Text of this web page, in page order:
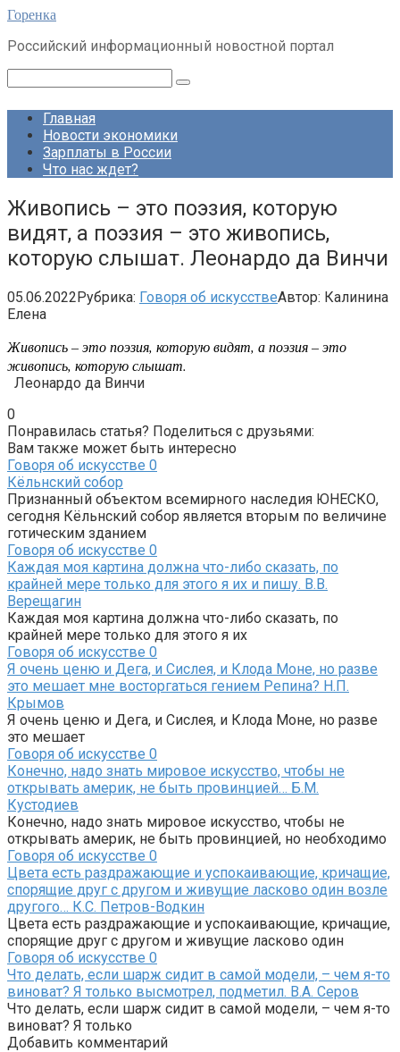
Перейти
контенту
Горенка
Российский информационный новостной портал
Главная
Новости экономики
Зарплаты в России
Что нас ждет?
Живопись – это поэзия, которую
видят, а поэзия – это живопись,
которую слышат. Леонардо да Винчи
05.06.2022Рубрика: Говоря об искусствеАвтор: Калинина
Елена
Живопись – это поэзия, которую видят, а поэзия – это
живопись, которую слышат.
Леонардо да Винчи
0
Понравилась статья? Поделиться с друзьями:
Вам также может быть интересно
Говоря об искусстве 0
Кёльнский собор
Признанный объектом всемирного наследия ЮНЕСКО,
сегодня Кёльнский собор является вторым по величине
готическим зданием
Говоря об искусстве 0
Каждая моя картина должна что-либо сказать, по
крайней мере только для этого я их и пишу. В.В.
Верещагин
Каждая моя картина должна что-либо сказать, по
крайней мере только для этого я их
Говоря об искусстве 0
Я очень ценю и Дега, и Сислея, и Клода Моне, но разве
это мешает мне восторгаться гением Репина? Н.П.
Крымов
Я очень ценю и Дега, и Сислея, и Клода Моне, но разве
это мешает
Говоря об искусстве 0
Конечно, надо знать мировое искусство, чтобы не
открывать америк, не быть провинцией… Б.М.
Кустодиев
Конечно, надо знать мировое искусство, чтобы не
открывать америк, не быть провинцией, но необходимо
Говоря об искусстве 0
Цвета есть раздражающие и успокаивающие, кричащие,
спорящие друг с другом и живущие ласково один возле
другого… К.С. Петров-Водкин
Цвета есть раздражающие и успокаивающие, кричащие,
спорящие друг с другом и живущие ласково один
Говоря об искусстве 0
Что делать, если шарж сидит в самой модели, – чем я-то
виноват? Я только высмотрел, подметил. В.А. Серов
Что делать, если шарж сидит в самой модели, – чем я-то
виноват? Я только
Добавить комментарий